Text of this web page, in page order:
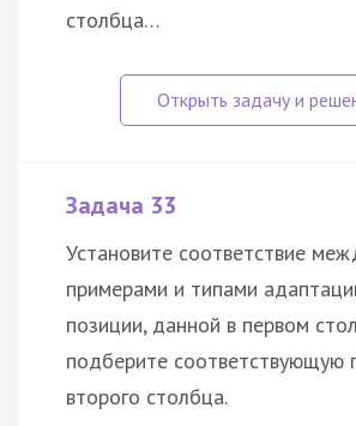
столбца…
Задача 33
Установите соответствие
примерами и типами
позиции, данной в первом
подберите соответствующую
второго столбца.